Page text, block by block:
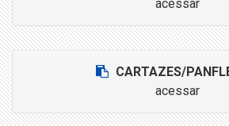
acessar
CARTAZES/
acessar